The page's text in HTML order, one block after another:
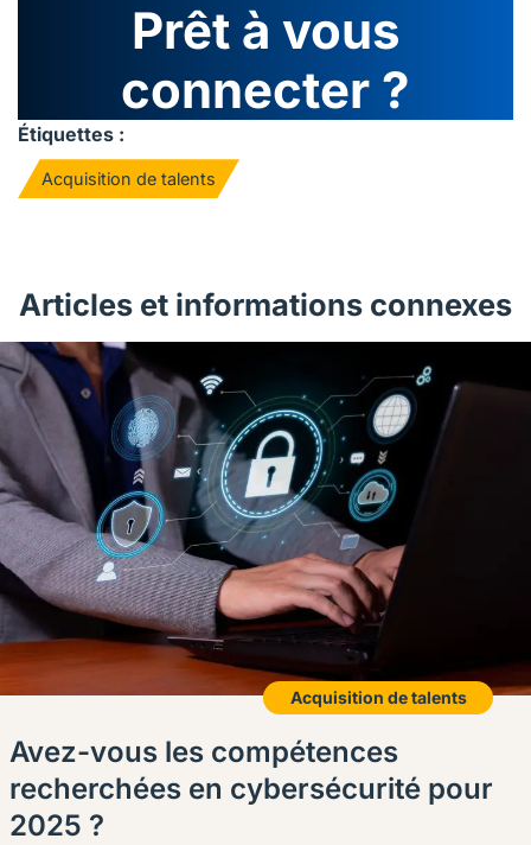
Prêt à vous
connecter ?
Étiquettes :
Acquisition de talents
Articles et informations connexes
Acquisition de talents
Avez-vous les compétences
recherchées en cybersécurité pour
2025 ?